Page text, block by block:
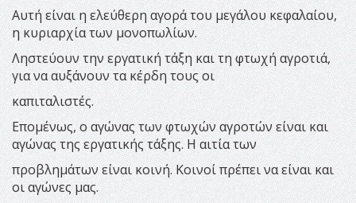
Αυτή είναι η ελεύθερη αγορά του μεγάλου κεφαλαίου,
η κυριαρχία των μονοπωλίων.
Ληστεύουν την εργατική τάξη και τη φτωχή αγροτιά,
για να αυξάνουν τα κέρδη τους οι
καπιταλιστές.
Επομένως, ο αγώνας των φτωχών αγροτών είναι και
αγώνας της εργατικής τάξης. Η αιτία των
προβλημάτων είναι κοινή. Κοινοί πρέπει να είναι και
οι αγώνες μας.